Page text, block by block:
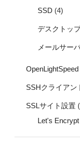
SSD (4)
デスクトッ
メールサー
OpenLightSpeed
SSHクライアン
SSLサイト設置
Let's Encrypt